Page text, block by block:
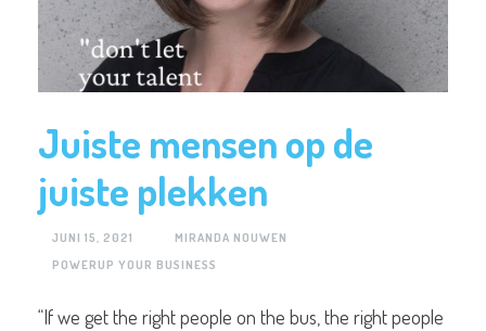
Juiste mensen op de
juiste plekken
JUNI 15, 2021
MIRANDA NOUWEN
POWERUP YOUR BUSINESS
“If we get the right people on the bus, the right people